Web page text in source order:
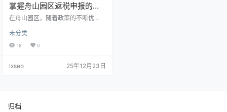
掌握舟山园区返税申报的关
键技巧，轻松获取政策红
在舟山园区，随着政策的不断优
受政府支持的一种重要方式。如何
有效掌握返税申报的技巧呢？本文
成功申报的基础。舟山园区的返税
申报奠定扎实的基础。 准备齐全的
未分类
18 0
lxseo 25年12月23日
归档